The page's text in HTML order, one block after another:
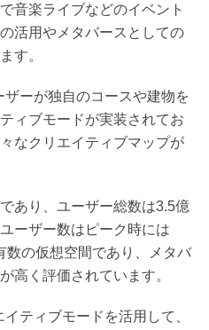
音楽ライブなどのイベント
活用やメタバースとしての
す。
ーが独自のコースや建物を
ィブモードが実装されてお
なクリエイティブマップが
あり、ユーザー総数は3.5億
ーザー数はピーク時には
数の仮想空間であり、メタバ
高く評価されています。
ティブモードを活用して、